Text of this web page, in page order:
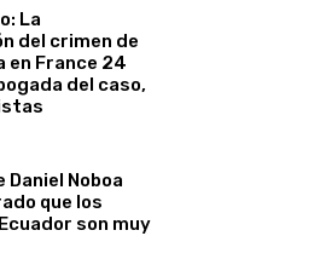
La
del crimen de
en France 24
del caso,
Daniel Noboa
que los
son muy